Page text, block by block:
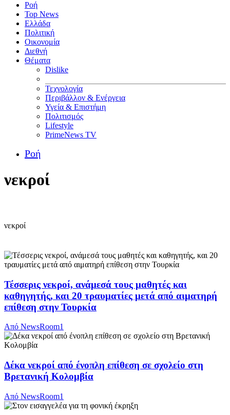
Ροή
Top News
Ελλάδα
Πολιτική
Οικονομία
Διεθνή
Θέματα
Dislike
Τεχνολογία
Περιβάλλον & Ενέργεια
Υγεία & Επιστήμη
Πολιτισμός
Lifestyle
PrimeNews TV
Ροή
νεκροί
νεκροί
Τέσσερις νεκροί, ανάμεσά τους μαθητές και
καθηγητής, και 20 τραυματίες μετά από αιματηρή
επίθεση στην Τουρκία
Από NewsRoom1
Δέκα νεκροί από ένοπλη επίθεση σε σχολείο στη
Βρετανική Κολομβία
Από NewsRoom1